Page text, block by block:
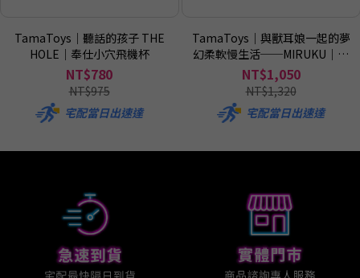
TamaToys｜聽話的孩子 THE
HOLE｜奉仕小穴飛機杯
NT$780
NT$975
宅配當日出速達
TamaToys｜與獸耳娘一起的夢
幻柔軟慢生活──MIRUKU｜柔
軟放鬆飛機杯
NT$1,050
NT$1,320
宅配當日出速達